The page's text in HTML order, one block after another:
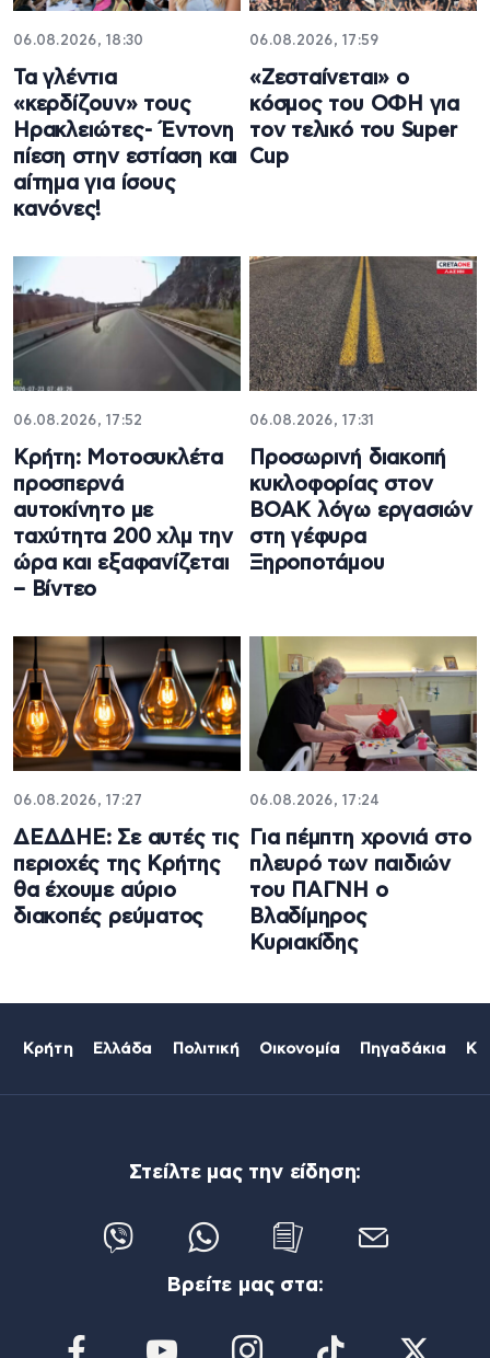
06.08.2026, 18:30
Τα γλέντια
«κερδίζουν» τους
Ηρακλειώτες- Έντονη
πίεση στην εστίαση και
αίτημα για ίσους
κανόνες!
06.08.2026, 17:59
«Ζεσταίνεται» ο
κόσμος του ΟΦΗ για
τον τελικό του Super
Cup
06.08.2026, 17:52
Κρήτη: Μοτοσυκλέτα
προσπερνά
αυτοκίνητο με
ταχύτητα 200 χλμ την
ώρα και εξαφανίζεται
– Βίντεο
06.08.2026, 17:31
Προσωρινή διακοπή
κυκλοφορίας στον
ΒΟΑΚ λόγω εργασιών
στη γέφυρα
Ξηροποτάμου
06.08.2026, 17:27
ΔΕΔΔΗΕ: Σε αυτές τις
περιοχές της Κρήτης
θα έχουμε αύριο
διακοπές ρεύματος
06.08.2026, 17:24
Για πέμπτη χρονιά στο
πλευρό των παιδιών
του ΠΑΓΝΗ ο
Βλαδίμηρος
Κυριακίδης
Κρήτη Ελλάδα Πολιτική Οικονομία Πηγαδάκια
Στείλτε μας την είδηση:
Βρείτε μας στα: